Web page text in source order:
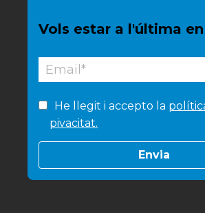
Vols estar a l'última
He llegit i accepto la
pivacitat.